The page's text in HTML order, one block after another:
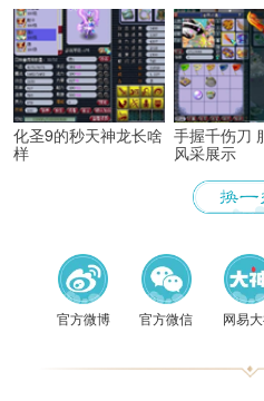
化圣9的秒天神龙长啥
样
手握千伤刀
风采展示
《
官方微博 官方微信 网易